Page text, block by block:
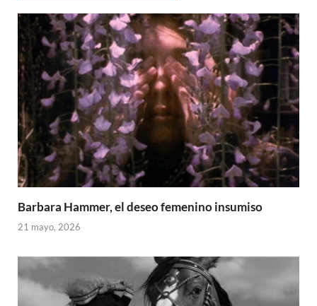
Barbara Hammer, el deseo femenino insumiso
21 mayo, 2026